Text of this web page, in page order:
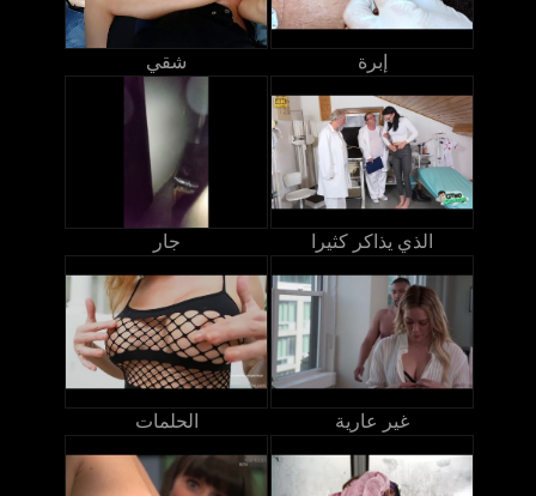
شقي إبرة
جار الذي يذاكر كثيرا
الحلمات غير عارية